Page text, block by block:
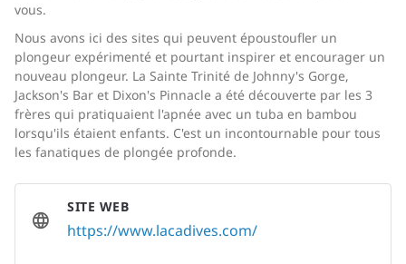
vous.
Nous avons ici des sites qui peuvent époustoufler un
plongeur expérimenté et pourtant inspirer et encourager un
nouveau plongeur. La Sainte Trinité de Johnny's Gorge,
Jackson's Bar et Dixon's Pinnacle a été découverte par les 3
frères qui pratiquaient l'apnée avec un tuba en bambou
lorsqu'ils étaient enfants. C'est un incontournable pour tous
les fanatiques de plongée profonde.
SITE WEB
https://www.lacadives.com/